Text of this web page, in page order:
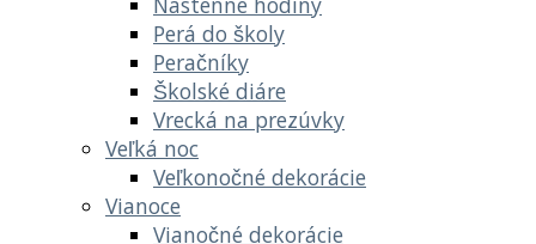
Perá do školy
Peračníky
Školské diáre
Vrecká na prezúvky
Veľká noc
Veľkonočné dekorácie
Vianoce
Vianočné dekorácie